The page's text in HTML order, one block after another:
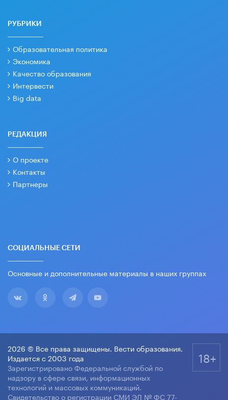
РУБРИКИ
Образовательная политика
Экономика
Качество образования
Интервести
Big data
РЕДАКЦИЯ
О проекте
Контакты
Партнеры
СОЦИАЛЬНЫЕ СЕТИ
Основные и дополнительные материалы в наших группах
2026 © Все права защищены. Вести образования.
Издается с 2003 года
Зарегистрировано Федеральной службой по
надзору в сфере связи, информационных
технологий и массовых коммуникаций.
Свидетельство о регистрации СМИ ЭЛ № ФС 77-
18+